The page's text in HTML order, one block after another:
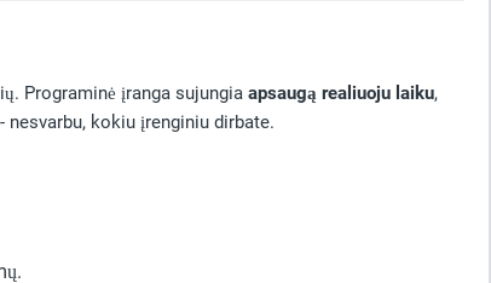
Programinė įranga sujungia apsaugą realiuoju laiku,
nesvarbu, kokiu įrenginiu dirbate.